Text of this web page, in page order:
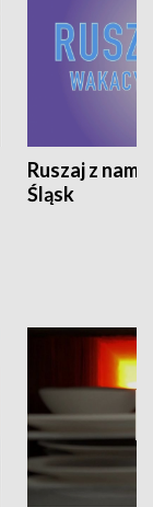
Ruszaj z
Śląsk